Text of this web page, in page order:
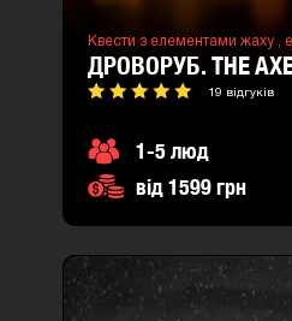
Квести з елементами жаху ,
ДРОВОРУБ. THE
19 відгуків
1-5 люд
від 1599 грн